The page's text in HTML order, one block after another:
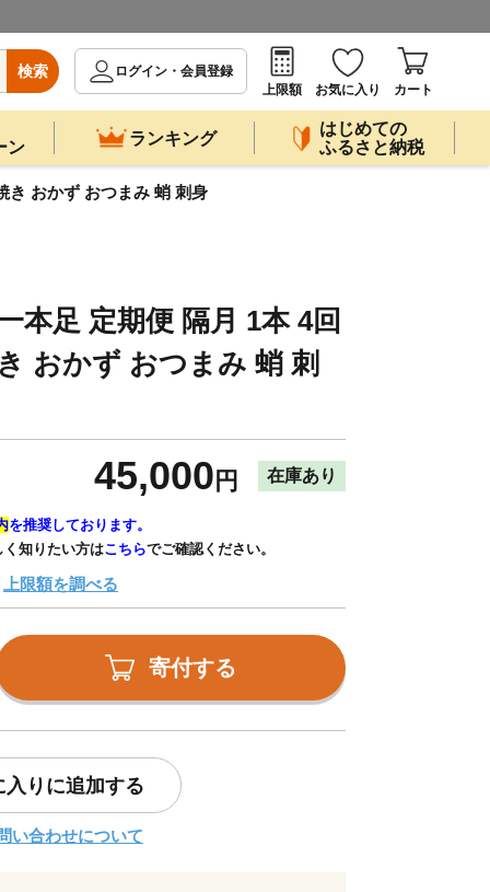
検索
ログイン・会員登録
上限額
お気に入り カート
ン
ランキング
はじめての
ふるさと納税
き おかず おつまみ 蛸 刺身
本足 定期便 隔月 1本 4回
おかず おつまみ 蛸 刺
45,000 円 在庫あり
を推奨しております。
く知りたい方はこちらでご確認ください。
上限額を調べる
寄付する
入りに追加する
い合わせについて